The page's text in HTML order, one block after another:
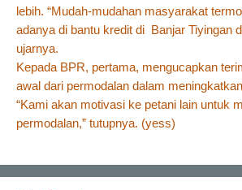
lebih. “Mudah-mudahan masyarakat
adanya di bantu kredit di Banjar Tiyingan
ujarnya.
Kepada BPR, pertama, mengucapkan
awal dari permodalan dalam
“Kami akan motivasi ke petani lain untuk
permodalan,” tutupnya. (yess)